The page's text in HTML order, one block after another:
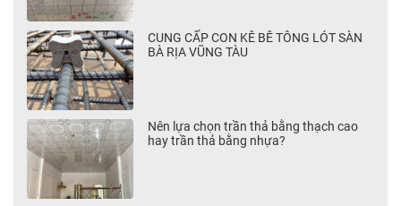
CUNG CẤP CON KÊ BÊ TÔNG LÓT SÀN
BÀ RỊA VŨNG TÀU
Nên lựa chọn trần thả bằng thạch cao
hay trần thả bằng nhựa?